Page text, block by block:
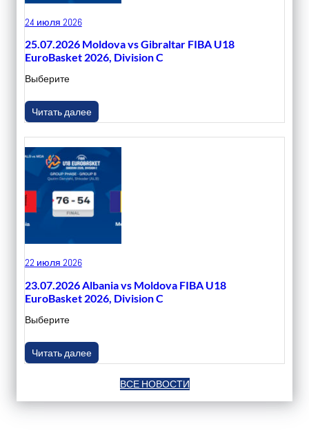
24 июля 2026
25.07.2026 Moldova vs Gibraltar FIBA U18
EuroBasket 2026, Division C
Выберите
Читать далее
22 июля 2026
23.07.2026 Albania vs Moldova FIBA U18
EuroBasket 2026, Division C
Выберите
Читать далее
ВСЕ НОВОСТИ